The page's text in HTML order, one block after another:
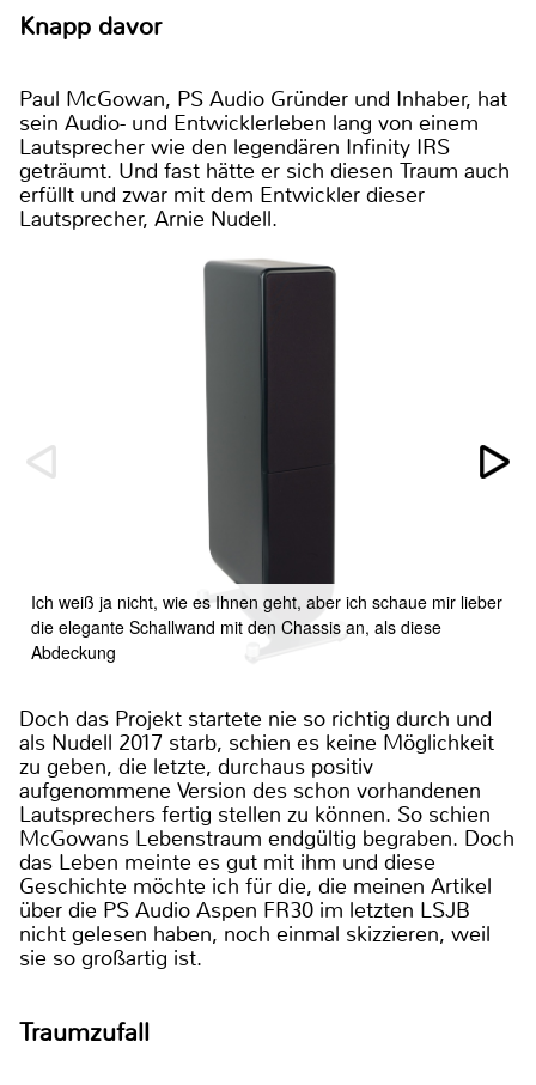
Knapp davor
Paul McGowan, PS Audio Gründer und Inhaber, hat
sein Audio- und Entwicklerleben lang von einem
Lautsprecher wie den legendären Infinity IRS
geträumt. Und fast hätte er sich diesen Traum auch
erfüllt und zwar mit dem Entwickler dieser
Lautsprecher, Arnie Nudell.
Ich weiß ja nicht, wie es Ihnen geht, aber ich schaue mir lieber
die elegante Schallwand mit den Chassis an, als diese
Abdeckung
Doch das Projekt startete nie so richtig durch und
als Nudell 2017 starb, schien es keine Möglichkeit
zu geben, die letzte, durchaus positiv
aufgenommene Version des schon vorhandenen
Lautsprechers fertig stellen zu können. So schien
McGowans Lebenstraum endgültig begraben. Doch
das Leben meinte es gut mit ihm und diese
Geschichte möchte ich für die, die meinen Artikel
über die PS Audio Aspen FR30 im letzten LSJB
nicht gelesen haben, noch einmal skizzieren, weil
sie so großartig ist.
Traumzufall